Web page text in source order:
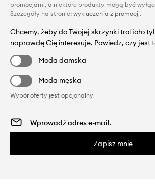
promocjami, a niektóre produkty mogą być
Szczegóły na stronie: wykluczenia z promocji.
Chcemy, żeby do Twojej skrzynki trafiało
naprawdę Cię interesuje. Powiedz, czy jest
Moda damska
Moda męska
Wybór oferty jest opcjonalny
Zapisz mnie